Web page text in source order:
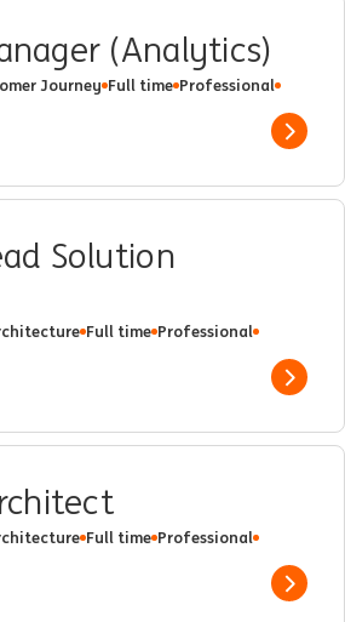
(Analytics)
Journey Full time Professional
Show
Solution
Full time Professional
Show
Full time Professional
Show